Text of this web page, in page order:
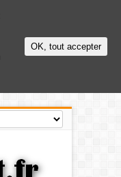
OK, tout accepter